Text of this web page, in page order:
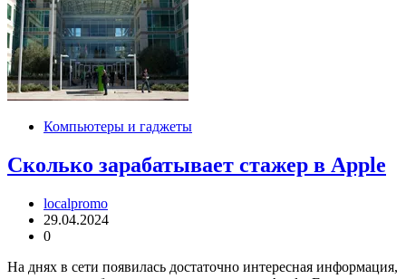
Компьютеры и гаджеты
Сколько зарабатывает стажер в Apple
localpromo
29.04.2024
0
На днях в сети появилась достаточно интересная информация,